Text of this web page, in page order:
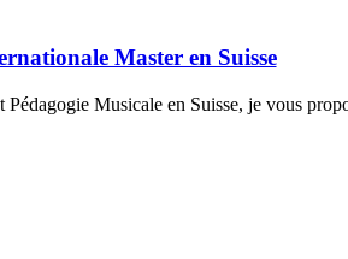
Master en Suisse
Musicale en Suisse, je vous